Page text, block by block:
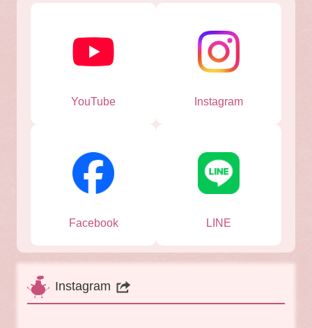
YouTube Instagram
Facebook LINE
Instagram